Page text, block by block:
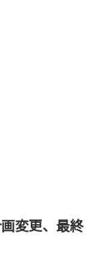
変更、最終